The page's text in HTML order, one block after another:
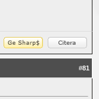
#81